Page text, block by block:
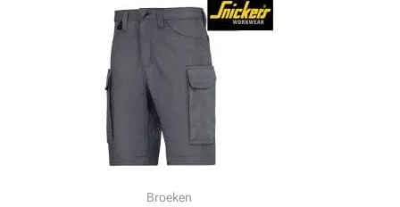
Broeken
€63,94. €57,55.
heeft
meerdere
variaties.
Deze
kan
gekozen
worden